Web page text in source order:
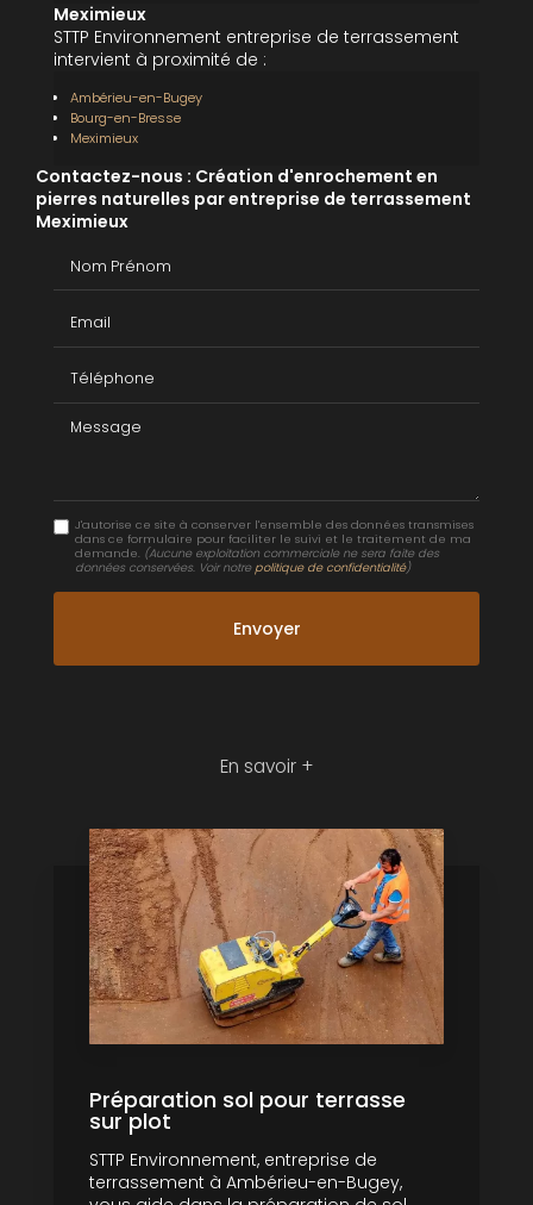
Meximieux
STTP Environnement entreprise de terrassement
intervient à proximité de :
Ambérieu-en-Bugey
Bourg-en-Bresse
Meximieux
Contactez-nous : Création d'enrochement en
pierres naturelles par entreprise de terrassement
Meximieux
Message
J'autorise ce site à conserver l'ensemble des données transmises
dans ce formulaire pour faciliter le suivi et le traitement de ma
demande. (Aucune exploitation commerciale ne sera faite des
données conservées. Voir notre politique de confidentialité)
En savoir +
Préparation sol pour terrasse
sur plot
STTP Environnement, entreprise de
terrassement à Ambérieu-en-Bugey,